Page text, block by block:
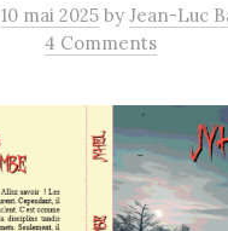
10 mai 2025 by Jean-Luc
4 Comments